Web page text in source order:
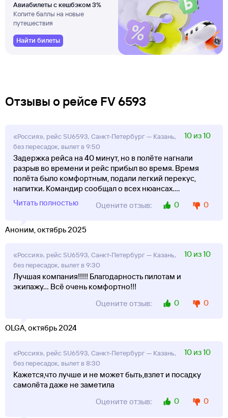
Авиабилеты с кешбэком 3%
Копите баллы на новые
путешествия
Найти билеты
Отзывы о рейсе FV 6593
«Россия», рейс SU6593, Санкт-Петербург — Казань,
без пересадок, вылет в 9:50
10 из 10
Задержка рейса на 40 минут, но в полёте нагнали
разрыв во времени и рейс прибыл во время. Время
полёта было комфортным, подали легкий перекус,
напитки. Командир сообщал о всех нюансах....
Читать полностью
Оцените отзыв: 0 0
Аноним, октябрь 2025
«Россия», рейс SU6593, Санкт-Петербург — Казань,
без пересадок, вылет в 9:30
10 из 10
Лучшая компания!!!!! Благодарность пилотам и
экипажу... Всё очень комфортно!!!
Оцените отзыв:
0 0
OLGA, октябрь 2024
«Россия», рейс SU6593, Санкт-Петербург — Казань,
без пересадок, вылет в 8:30
10 из 10
Кажется,что лучше и не может быть,взлет и посадку
самолёта даже не заметила
Оцените отзыв:
0 0